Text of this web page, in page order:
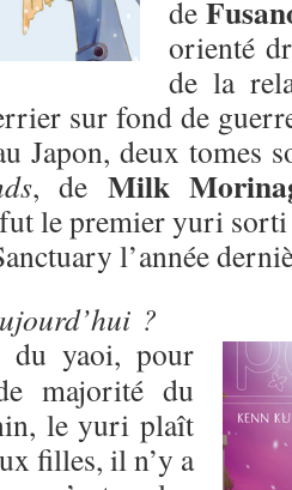
de
orienté
de la
sur fond de
Japon, deux tomes
, de Milk
le premier yuri sorti
l’année
?
du yaoi, pour
majorité du
le yuri plaît
filles, il n’y a